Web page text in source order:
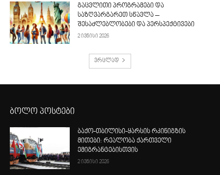
გაცვლითი პროგრამები და
საზღვარგარეთ სწავლა –
შესაძლებლობები და პერსპექტივები
2 ივნისი 2026
ვრცლად
ბოლო პოსტები
ბაქო-თბილისი-ყარსის რკინიგზის
მითები: რეალობა ქართველი
ემიგრანტებისთვის
2 ივნისი 2026